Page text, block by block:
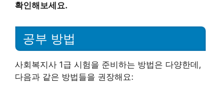
확인해보세요.
공부 방법
사회복지사 1급 시험을 준비하는 방법은 다양한데,
다음과 같은 방법들을 권장해요: